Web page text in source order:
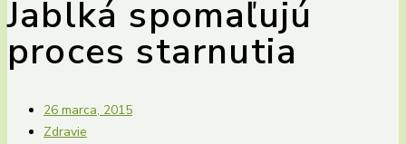
Jablká spomaľujú
proces starnutia
26 marca, 2015
Zdravie